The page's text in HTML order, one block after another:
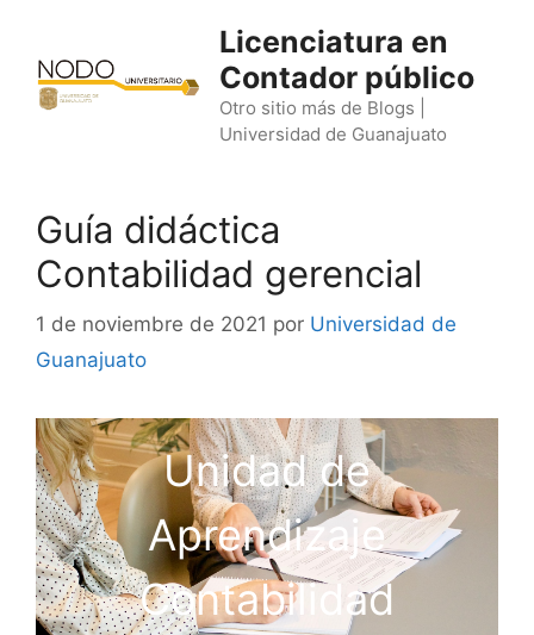
contenido
Licenciatura en
Contador público
Otro sitio más de Blogs |
Universidad de Guanajuato
Guía didáctica
Contabilidad gerencial
1 de noviembre de 2021 por Universidad de
Guanajuato
Unidad de
Aprendizaje
Contabilidad